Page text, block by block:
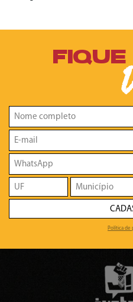
FIQUE
Política de